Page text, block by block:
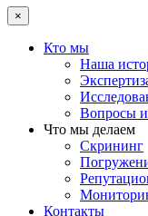
×
Кто мы
Наша
Вопросы
Что мы делаем
Скрининг
Контакты